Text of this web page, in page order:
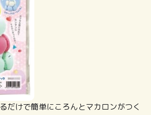
だけで簡単にころんとマカロンがつく